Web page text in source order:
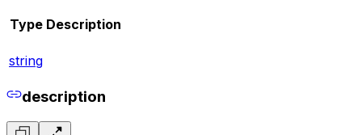
Type Description
string
description